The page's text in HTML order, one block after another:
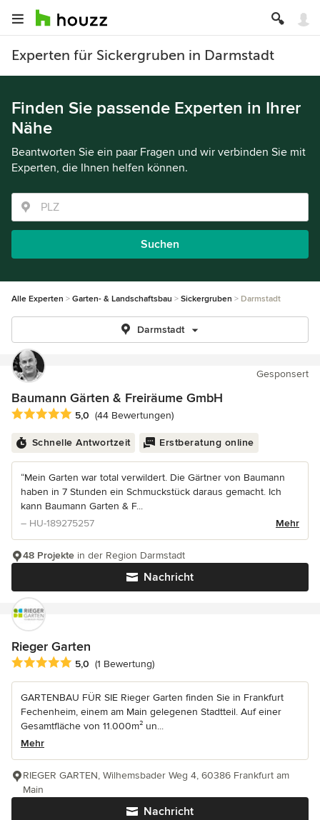
Experten für Sickergruben in Darmstadt
Finden Sie passende Experten in Ihrer
Nähe
Beantworten Sie ein paar Fragen und wir verbinden Sie mit
Experten, die Ihnen helfen können.
Suchen
Alle Experten Garten- & Landschaftsbau Sickergruben Darmstadt
Darmstadt
Gesponsert
Baumann Gärten & Freiräume GmbH
Durchschnittliche Bewertung: 5 von 5 Sternen
5,0 (44 Bewertungen)
Schnelle Antwortzeit Erstberatung online
“Mein Garten war total verwildert. Die Gärtner von Baumann
haben in 7 Stunden ein Schmuckstück daraus gemacht. Ich
kann Baumann Garten & F...
– HU-189275257
Mehr
Nachricht
48 Projekte in der Region Darmstadt
Rieger Garten
Durchschnittliche Bewertung: 5 von 5 Sternen
5,0 (1 Bewertung)
GARTENBAU FÜR SIE Rieger Garten finden Sie in Frankfurt
Fechenheim, einem am Main gelegenen Stadtteil. Auf einer
Gesamtfläche von 11.000m² un...
Mehr
Nachricht
RIEGER GARTEN, Wilhemsbader Weg 4, 60386 Frankfurt am
Main